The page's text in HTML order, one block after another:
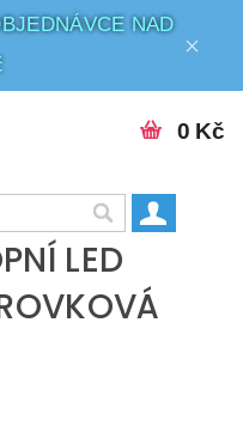
NAD
0 Kč
LED